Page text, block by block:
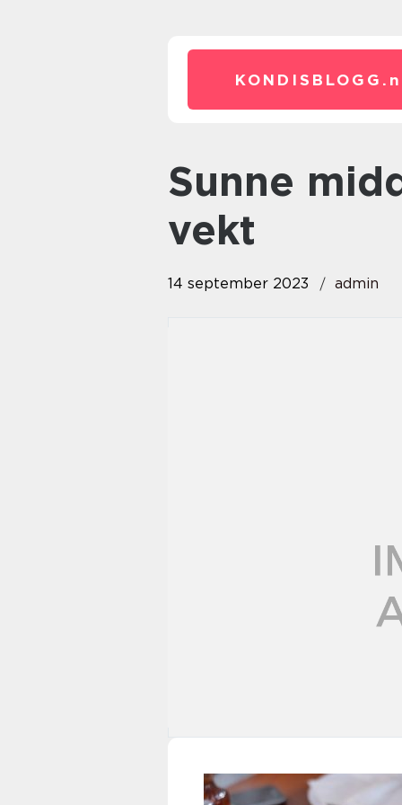
KONDISBLOGG.
sunne middager for å gå ned i
vekt
14 september 2023 admin